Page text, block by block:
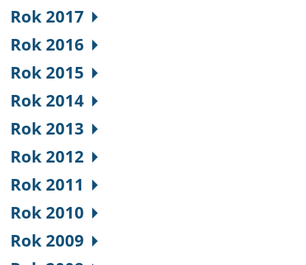
Rok 2017
Rok 2016
Rok 2015
Rok 2014
Rok 2013
Rok 2012
Rok 2011
Rok 2010
Rok 2009